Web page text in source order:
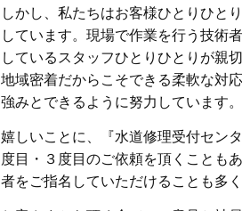
しかし、私たちはお客様ひとりひと
しています。現場で作業を行う技術
しているスタッフひとりひとりが親
地域密着だからこそできる柔軟な対
強みとできるように努力しています。
嬉しいことに、『水道修理受付セン
度目・３度目のご依頼を頂くことも
者をご指名していただけることも多